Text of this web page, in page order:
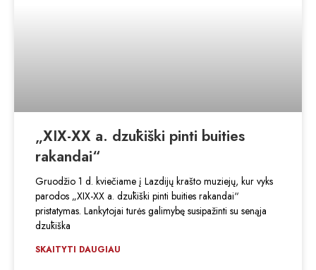
„XIX-XX a. dzūkiški pinti buities
rakandai“
Gruodžio 1 d. kviečiame į Lazdijų krašto muziejų, kur vyks
parodos „XIX-XX a. dzūkiški pinti buities rakandai“
pristatymas. Lankytojai turės galimybę susipažinti su senąja
dzūkiška
SKAITYTI DAUGIAU